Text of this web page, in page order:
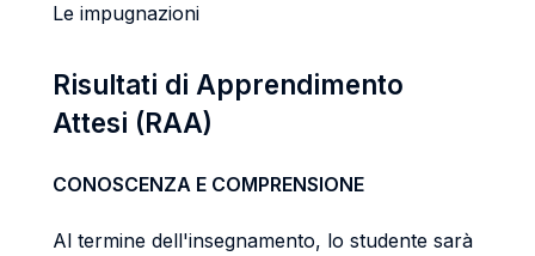
Le impugnazioni
Risultati di Apprendimento
Attesi (RAA)
CONOSCENZA E COMPRENSIONE
Al termine dell'insegnamento, lo studente sarà